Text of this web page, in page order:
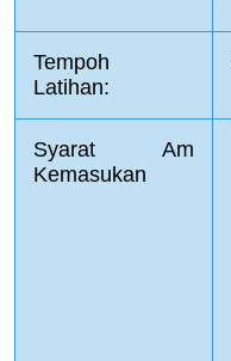
Tempoh
Latihan:
Syarat Am
Kemasukan